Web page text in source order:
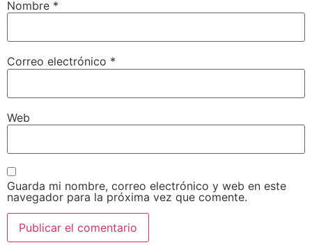
Nombre *
Correo electrónico *
Web
Guarda mi nombre, correo electrónico y web en este
navegador para la próxima vez que comente.